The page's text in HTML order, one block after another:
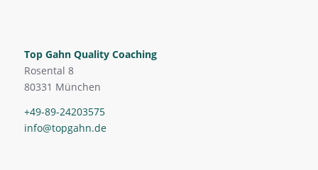
Top Gahn Quality Coaching
Rosental 8
80331 München
+49-89-24203575
info@topgahn.de